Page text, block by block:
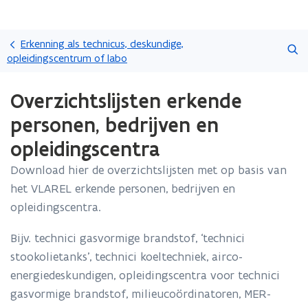
en
gaan
Erkenning als technicus, deskundige,
opleidingscentrum of labo
Zoeken
met
laden.
bevindt
zich
op:
Overzichtslijsten
erkende
personen,
opleidingscentra
Overzichtslijsten erkende
personen, bedrijven en
opleidingscentra
Download hier de overzichtslijsten met op basis van
het VLAREL erkende personen, bedrijven en
opleidingscentra.
Bijv. technici gasvormige brandstof, ‘technici
stookolietanks’, technici koeltechniek, airco-
energiedeskundigen, opleidingscentra voor technici
gasvormige brandstof, milieucoördinatoren, MER-